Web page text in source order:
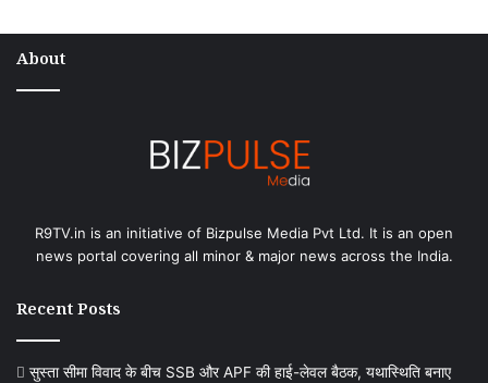
About
R9TV.in is an initiative of Bizpulse Media Pvt Ltd. It is an open
news portal covering all minor & major news across the India.
Recent Posts
सुस्ता सीमा विवाद के बीच SSB और APF की हाई-लेवल बैठक, यथास्थिति बनाए